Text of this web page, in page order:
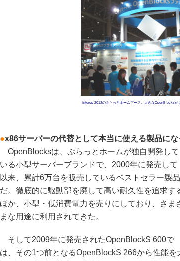
Interop 2012のぷらっとホームブース。大きなOpenBlocksが
●x86サーバーの代替として本当に使える製品にな
OpenBlocksは、ぷらっとホームが独自開発して
いる小型サーバーブランドで、2000年に発売して
以来、累計6万台を販売しているベストセラー製品
だ。徹底的に駆動部を廃して高い耐久性を追求す
ほか、小型・低消費電力を売りにしており、さま
まな用途に利用されてきた。
そして2009年に発売されたOpenBlockS 600で
は、その1つ前となるOpenBlockS 266から性能を